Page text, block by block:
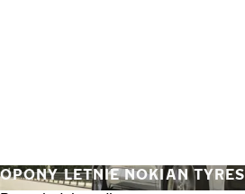
OPONY LETNIE NOKIAN TYRES